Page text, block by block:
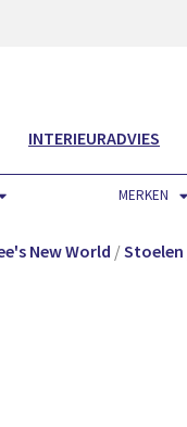
INTERIEURADVIES
MERKEN
New World /Stoelen